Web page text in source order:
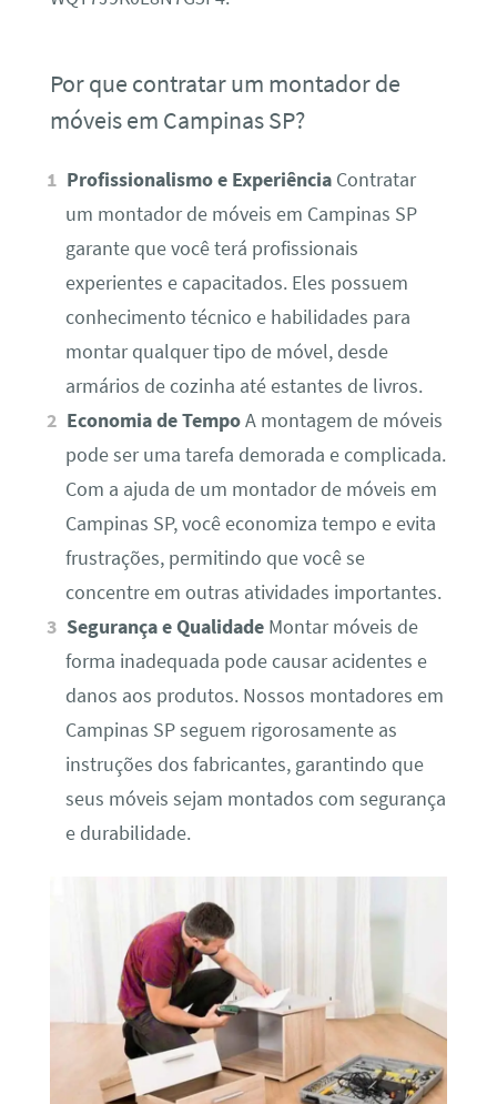
Por que contratar um montador de
móveis em Campinas SP?
Profissionalismo e Experiência Contratar
um montador de móveis em Campinas SP
garante que você terá profissionais
experientes e capacitados. Eles possuem
conhecimento técnico e habilidades para
montar qualquer tipo de móvel, desde
armários de cozinha até estantes de livros.
Economia de TempoA montagem de móveis
pode ser uma tarefa demorada e complicada.
Com a ajuda de um montador de móveis em
Campinas SP, você economiza tempo e evita
frustrações, permitindo que você se
concentre em outras atividades importantes.
Segurança e Qualidade Montar móveis de
forma inadequada pode causar acidentes e
danos aos produtos. Nossos montadores em
Campinas SP seguem rigorosamente as
instruções dos fabricantes, garantindo que
seus móveis sejam montados com segurança
e durabilidade.